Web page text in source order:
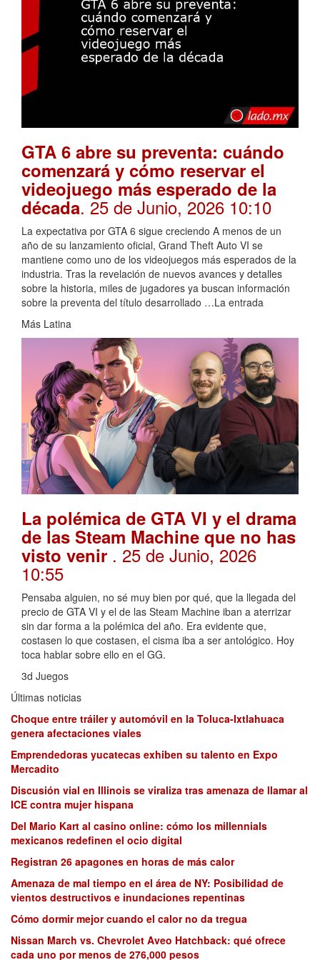
GTA 6 abre su preventa: cuándo
comenzará y cómo reservar el
videojuego más esperado de la
década. 25 de Junio, 2026 10:10
La expectativa por GTA 6 sigue creciendo A menos de un
año de su lanzamiento oficial, Grand Theft Auto VI se
mantiene como uno de los videojuegos más esperados de la
industria. Tras la revelación de nuevos avances y detalles
sobre la historia, miles de jugadores ya buscan información
sobre la preventa del título desarrollado …La entrada
Más Latina
La polémica de GTA VI y el drama
de las Steam Machine que no has
visto venir . 25 de Junio, 2026
10:55
Pensaba alguien, no sé muy bien por qué, que la llegada del
precio de GTA VI y el de las Steam Machine iban a aterrizar
sin dar forma a la polémica del año. Era evidente que,
costasen lo que costasen, el cisma iba a ser antológico. Hoy
toca hablar sobre ello en el GG.
3d Juegos
Últimas noticias
Choque entre tráiler y automóvil en la Toluca-Ixtlahuaca
genera afectaciones viales
Emprendedoras yucatecas exhiben su talento en Expo
Mercadito
Discusión vial en Illinois se viraliza tras amenaza de llamar al
ICE contra mujer hispana
Del Mario Kart al casino online: cómo los millennials
mexicanos redefinen el ocio digital
Registran 26 apagones en horas de más calor
Amenaza de mal tiempo en el área de NY: Posibilidad de
vientos destructivos e inundaciones repentinas
Cómo dormir mejor cuando el calor no da tregua
Nissan March vs. Chevrolet Aveo Hatchback: qué ofrece
cada uno por menos de 276,000 pesos